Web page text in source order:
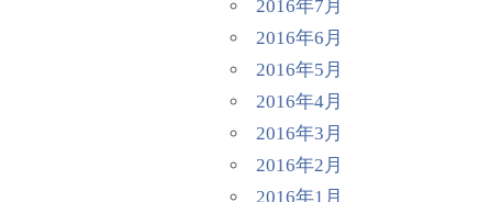
2016年7月
2016年6月
2016年5月
2016年4月
2016年3月
2016年2月
2016年1月